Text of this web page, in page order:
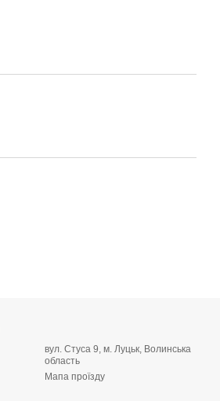
вул. Стуса 9, м. Луцьк, Волинська
область
Мапа проїзду